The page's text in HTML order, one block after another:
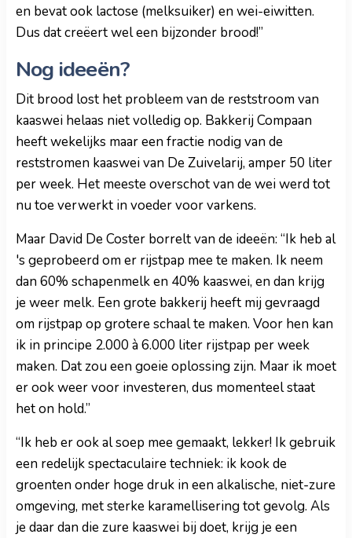
en bevat ook lactose (melksuiker) en wei-eiwitten.
Dus dat creëert wel een bijzonder brood!”
Nog ideeën?
Dit brood lost het probleem van de reststroom van
kaaswei helaas niet volledig op. Bakkerij Compaan
heeft wekelijks maar een fractie nodig van de
reststromen kaaswei van De Zuivelarij, amper 50 liter
per week. Het meeste overschot van de wei werd tot
nu toe verwerkt in voeder voor varkens.
Maar David De Coster borrelt van de ideeën: “Ik heb al
's geprobeerd om er rijstpap mee te maken. Ik neem
dan 60% schapenmelk en 40% kaaswei, en dan krijg
je weer melk. Een grote bakkerij heeft mij gevraagd
om rijstpap op grotere schaal te maken. Voor hen kan
ik in principe 2.000 à 6.000 liter rijstpap per week
maken. Dat zou een goeie oplossing zijn. Maar ik moet
er ook weer voor investeren, dus momenteel staat
het on hold.”
“Ik heb er ook al soep mee gemaakt, lekker! Ik gebruik
een redelijk spectaculaire techniek: ik kook de
groenten onder hoge druk in een alkalische, niet-zure
omgeving, met sterke karamellisering tot gevolg. Als
je daar dan die zure kaaswei bij doet, krijg je een